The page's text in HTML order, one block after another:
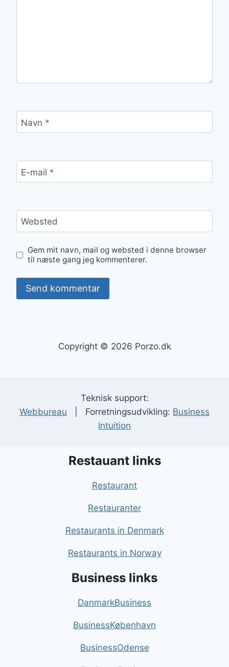
Navn *
E-mail *
Websted
Gem mit navn, mail og websted i denne browser
til næste gang jeg kommenterer.
Copyright © 2026 Porzo.dk
Teknisk support:
Webbureau | Forretningsudvikling: Business
Intuition
Restauant links
Restaurant
Restauranter
Restaurants in Denmark
Restaurants in Norway
Business links
DanmarkBusiness
BusinessKøbenhavn
BusinessOdense